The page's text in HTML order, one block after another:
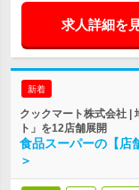
求人詳細を
新着
クックマート株式会社 |
ト」を12店舗展開
食品スーパーの【店
＞